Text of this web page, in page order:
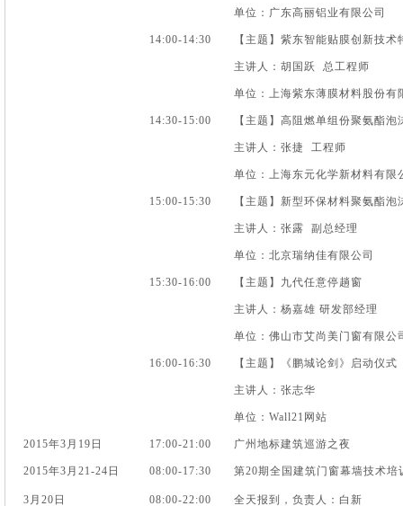
单位：广东高丽铝业有限公司
14:00-14:30 【主题】紫东智能贴膜创新技
主讲人：胡国跃 总工程师
单位：上海紫东薄膜材料股份
14:30-15:00 【主题】高阻燃单组份聚氨酯
主讲人：张捷 工程师
单位：上海东元化学新材料有限
15:00-15:30 【主题】新型环保材料聚氨酯
主讲人：张露 副总经理
单位：北京瑞纳佳有限公司
15:30-16:00 【主题】九代任意停趟窗
主讲人：杨嘉雄 研发部经理
单位：佛山市艾尚美门窗有限公
16:00-16:30 【主题】《鹏城论剑》启动仪式
主讲人：张志华
单位：Wall21网站
2015年3月19日 17:00-21:00 广州地标建筑巡游之夜
2015年3月21-24日 08:00-17:30 第20期全国建筑门窗幕墙技术培
3月20日 08:00-22:00 全天报到，负责人：白新